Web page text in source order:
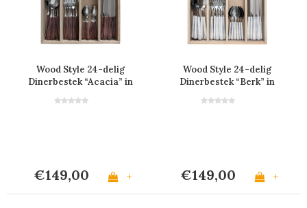
Wood Style 24-delig
Dinerbestek “Acacia” in
€149,00 +
Wood Style 24-delig
Dinerbestek “Berk” in
€149,00 +